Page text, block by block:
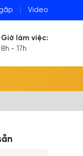
Video
Giờ làm việc:
8h - 17h